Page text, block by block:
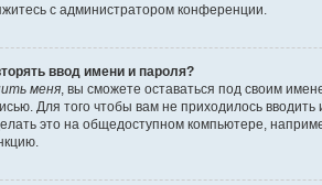
с администратором конференции.
ввод имени и пароля?
меня, вы сможете оставаться под своим
Для того чтобы вам не приходилось
это на общедоступном компьютере,